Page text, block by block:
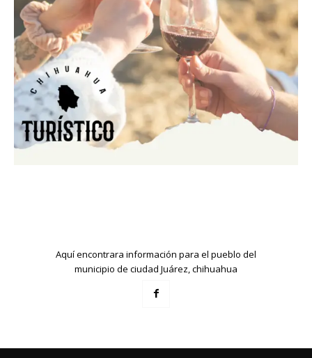
Aquí encontrara información para el pueblo del
municipio de ciudad Juárez, chihuahua